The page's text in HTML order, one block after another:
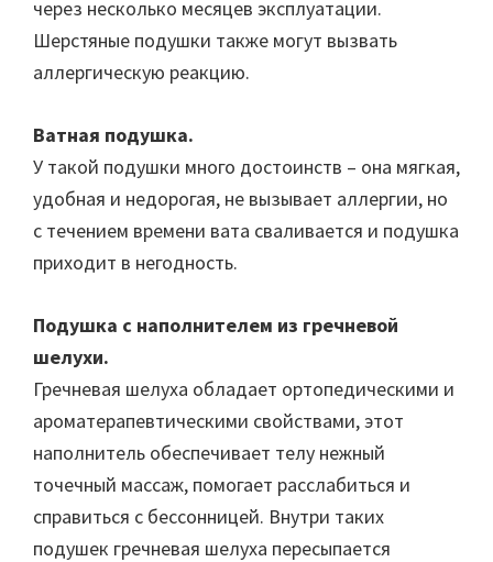
через несколько месяцев эксплуатации.
Шерстяные подушки также могут вызвать
аллергическую реакцию.
Ватная подушка.
У такой подушки много достоинств – она мягкая,
удобная и недорогая, не вызывает аллергии, но
с течением времени вата сваливается и подушка
приходит в негодность.
Подушка с наполнителем из гречневой
шелухи.
Гречневая шелуха обладает ортопедическими и
ароматерапевтическими свойствами, этот
наполнитель обеспечивает телу нежный
точечный массаж, помогает расслабиться и
справиться с бессонницей. Внутри таких
подушек гречневая шелуха пересыпается